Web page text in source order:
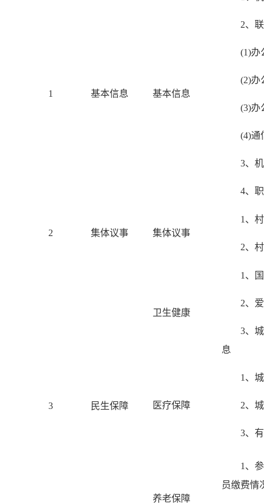
1 基本信息 基本信息
2、
(1)办
(2)办
(3)办
(4)通
3、
4、
2 集体议事 集体议事
1、
2、
3 民生保障
卫生健康
1、
2、
3、
息
医疗保障
1、
2、
3、
养老保障
1、
员缴费情